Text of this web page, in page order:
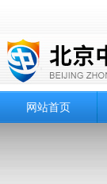
网站首页